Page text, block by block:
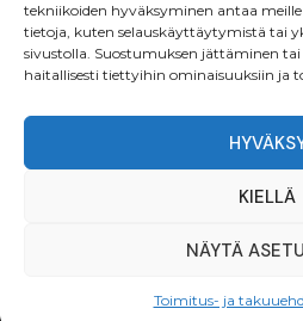
tekniikoiden hyväksyminen antaa
tietoja, kuten selauskäyttäytymistä tai
sivustolla. Suostumuksen jättäminen
haitallisesti tiettyihin ominaisuuksiin ja
KIELLÄ
NÄYTÄ
Toimitus- ja
Toimitukset
Toimitamme osat perille
osan toimitettavan.
Toimitusaika on yleensä noin
Toimitus- & takuuehdot
SMVT.fi @ 2024-2025 Suomen